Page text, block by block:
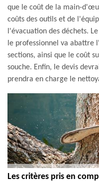
que le coût de la main-
coûts des outils et de
l'évacuation des déchets.
le professionnel va
sections, ainsi que le coût
souche. Enfin, le devis
prendra en charge le
Les critères pris en